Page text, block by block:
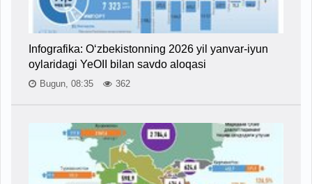
Infografika: O‘zbekistonning 2026 yil yanvar-iyun
oylaridagi YeOII bilan savdo aloqasi
Bugun, 08:35 362